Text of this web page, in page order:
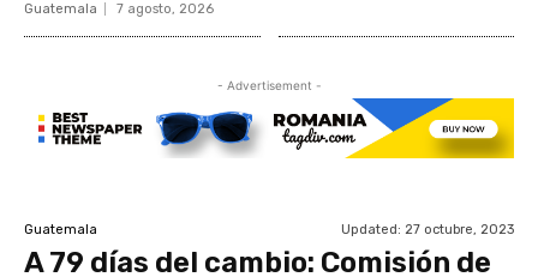
Guatemala 7 agosto, 2026
- Advertisement -